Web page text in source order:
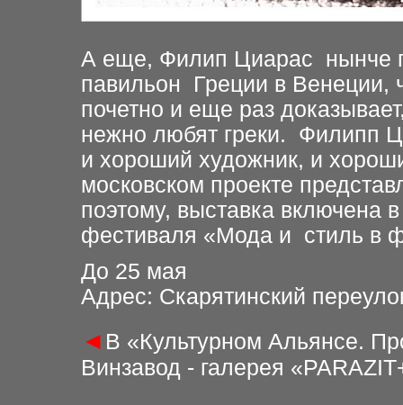
А еще, Филип Циарас нынче
павильон Греции в Венеции,
почетно и еще раз
нежно любят греки. Филипп
и хороший художник, и
московском проекте
поэтому, выставка включена
фестиваля «Мода и стиль в
До 25 мая
Адрес: Скарятинский
◄ В «Культурном Альянсе.
Винзавод - галерея